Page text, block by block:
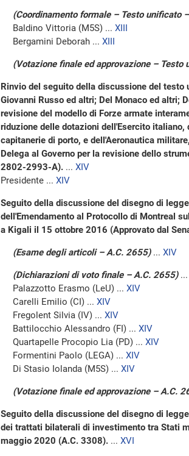
(Coordinamento formale – Testo unificato
Baldino Vittoria (M5S) ... XIII
Bergamini Deborah ... XIII
(Votazione finale ed approvazione – Testo
Rinvio del seguito della discussione del
Giovanni Russo ed altri; Del Monaco ed altri;
revisione del modello di Forze armate
riduzione delle dotazioni dell'Esercito
capitanerie di porto, e dell'Aeronautica
Delega al Governo per la revisione dello
2802-2993-A). ... XIV
Presidente ... XIV
Seguito della discussione del disegno di
dell'Emendamento al Protocollo di Montreal
a Kigali il 15 ottobre 2016 (Approvato dal
(Esame degli articoli – A.C. 2655) ... XIV
(Dichiarazioni di voto finale – A.C. 2655) ...
Palazzotto Erasmo (LeU) ... XIV
Carelli Emilio (CI) ... XIV
Fregolent Silvia (IV) ... XIV
Battilocchio Alessandro (FI) ... XIV
Quartapelle Procopio Lia (PD) ... XIV
Formentini Paolo (LEGA) ... XIV
Di Stasio Iolanda (M5S) ... XIV
(Votazione finale ed approvazione – A.C.
Seguito della discussione del disegno di
dei trattati bilaterali di investimento tra Stati
maggio 2020 (A.C. 3308). ... XVI